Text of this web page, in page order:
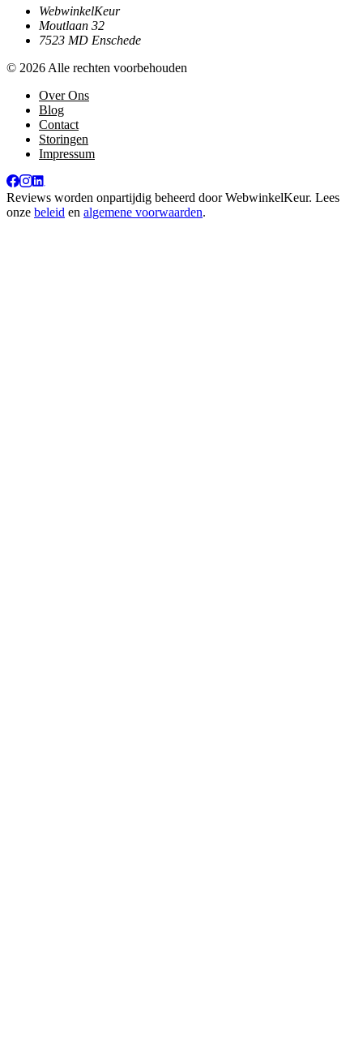
WebwinkelKeur
Moutlaan 32
7523 MD Enschede
© 2026 Alle rechten voorbehouden
Over Ons
Blog
Contact
Storingen
Impressum
Reviews worden onpartijdig beheerd doorWebwinkelKeur. Lees
onze beleid en algemene voorwaarden.